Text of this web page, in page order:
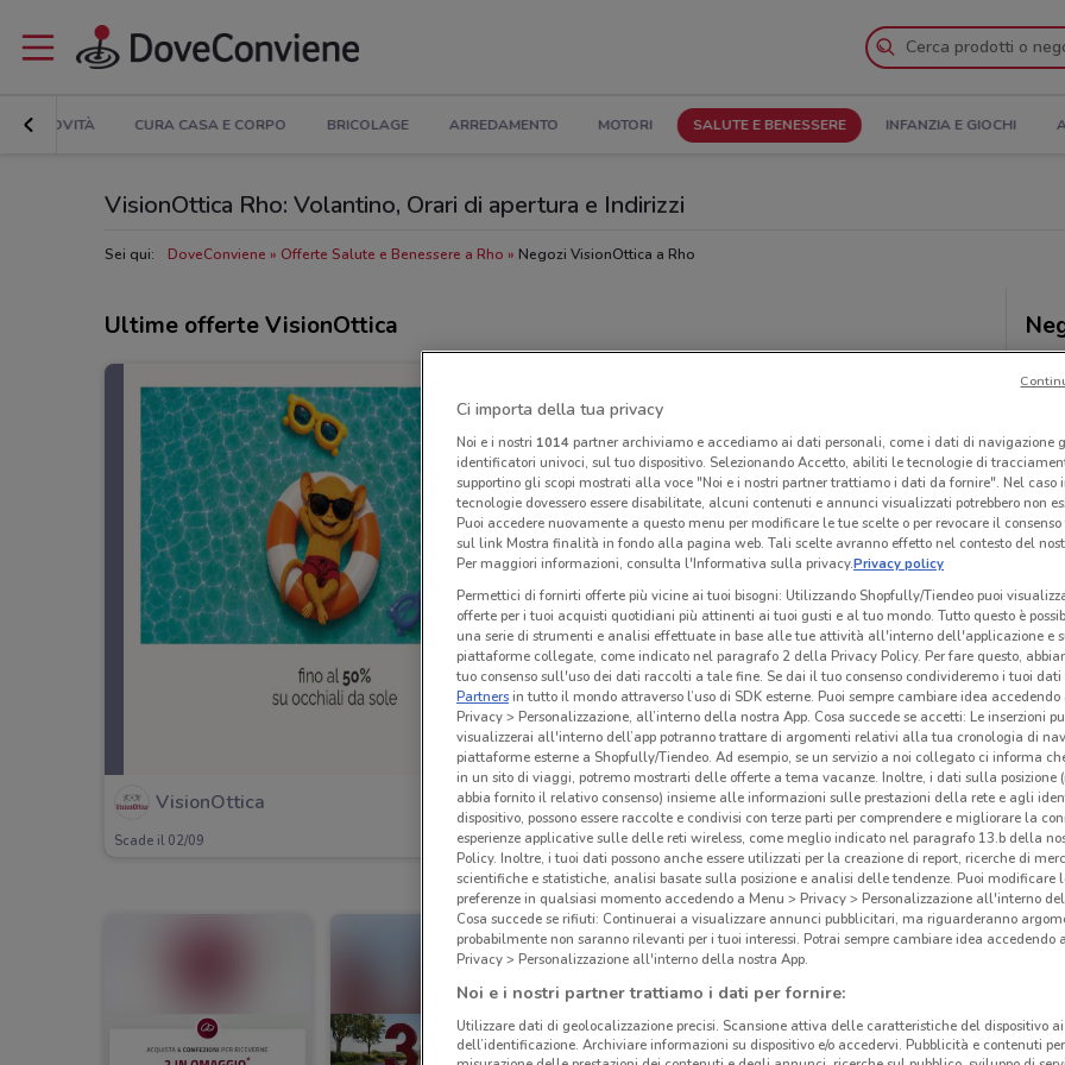
NOVITÀ CURA CASA E CORPO BRICOLAGE ARREDAMENTO MOTORI SALUTE E BENESSERE INFANZIA E GIOCHI
VisionOttica Rho: Volantino, Orari di apertura e Indirizzi
Sei qui: DoveConviene Offerte Salute e Benessere a Rho Negozi VisionOttica a Rho
Ultime offerte VisionOttica
VisionOttica
Scade il 02/09 405 m
Ci importa della tua privacy
Noi e i nostri 1014partner archiviamo e accediamo ai dati personali, come i dati di navigazione
identificatori univoci, sul tuo dispositivo. Selezionando Accetto, abiliti le tecnologie di
supportino gli scopi mostrati alla voce "Noi e i nostri partner trattiamo i dati da fornire". Nel caso
tecnologie dovessero essere disabilitate, alcuni contenuti e annunci visualizzati potrebbero non
Puoi accedere nuovamente a questo menu per modificare le tue scelte o per revocare il
sul link Mostra finalità in fondo alla pagina web. Tali scelte avranno effetto nel contesto del
Per maggiori informazioni, consulta l'Informativa sulla privacy.Privacy policy
Permettici di fornirti offerte più vicine ai tuoi bisogni: Utilizzando Shopfully/Tiendeo puoi
offerte per i tuoi acquisti quotidiani più attinenti ai tuoi gusti e al tuo mondo. Tutto questo è
una serie di strumenti e analisi effettuate in base alle tue attività all'interno dell'applicazione e
piattaforme collegate, come indicato nel paragrafo 2 della Privacy Policy. Per fare questo,
tuo consenso sull'uso dei dati raccolti a tale fine. Se dai il tuo consenso condivideremo i tuoi dati
Partnersin tutto il mondo attraverso l’uso di SDK esterne. Puoi sempre cambiare idea accedendo
Privacy > Personalizzazione, all’interno della nostra App. Cosa succede se accetti: Le inserzioni
visualizzerai all'interno dell’app potranno trattare di argomenti relativi alla tua cronologia di
piattaforme esterne a Shopfully/Tiendeo. Ad esempio, se un servizio a noi collegato ci informa
in un sito di viaggi, potremo mostrarti delle offerte a tema vacanze. Inoltre, i dati sulla posizione
abbia fornito il relativo consenso) insieme alle informazioni sulle prestazioni della rete e agli
dispositivo, possono essere raccolte e condivisi con terze parti per comprendere e migliorare la
esperienze applicative sulle delle reti wireless, come meglio indicato nel paragrafo 13.b della
Policy. Inoltre, i tuoi dati possono anche essere utilizzati per la creazione di report, ricerche di
scientifiche e statistiche, analisi basate sulla posizione e analisi delle tendenze. Puoi modificare
preferenze in qualsiasi momento accedendo a Menu > Privacy > Personalizzazione all'interno
Cosa succede se rifiuti: Continuerai a visualizzare annunci pubblicitari, ma riguarderanno
probabilmente non saranno rilevanti per i tuoi interessi. Potrai sempre cambiare idea accedendo
Privacy > Personalizzazione all'interno della nostra App.
Noi e i nostri partner trattiamo i dati per fornire:
Utilizzare dati di geolocalizzazione precisi. Scansione attiva delle caratteristiche del dispositivo
dell’identificazione. Archiviare informazioni su dispositivo e/o accedervi. Pubblicità e contenuti